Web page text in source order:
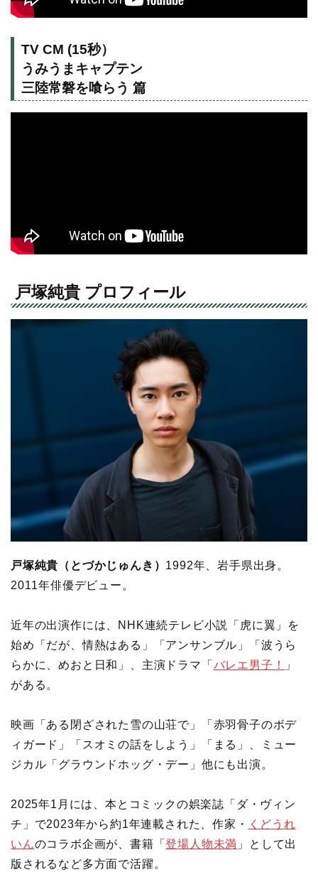
TV CM (15秒）
うみうまキャプテン
三陸常磐を喰らう 篇
戸塚純貴 プロフィール
戸塚純貴（とづかじゅんき） 1992年、岩手県出身。
2011年俳優デビュー。
近年の出演作には、NHK連続テレビ小説「虎に翼」を
始め「だが、情熱はある」「アンサンブル」「波うら
らかに、めおと日和」、主演ドラマ「 バレエ男子！
」
がある。
映画「ある閉ざされた雪の山荘で」「赤羽骨子のボデ
ィガード」「スオミの話をしよう」「まる」、ミュー
ジカル「グラウンドホッグ・デー」他にも出演。
2025年1月には、本とコミックの娯楽誌「ダ・ヴィン
チ」で2023年から約1年連載された、作家・
くどうれ
いんのコラボ企画が、書籍「登場人物未満 」として出
版されるなど多方面で活躍。